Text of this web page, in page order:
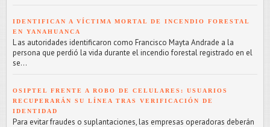
IDENTIFICAN A VÍCTIMA MORTAL DE INCENDIO FORESTAL
EN YANAHUANCA
L as autoridades identificaron como Francisco Mayta Andrade a la
persona que perdió la vida durante el incendio forestal registrado en el
se...
OSIPTEL FRENTE A ROBO DE CELULARES: USUARIOS
RECUPERARÁN SU LÍNEA TRAS VERIFICACIÓN DE
IDENTIDAD
Para evitar fraudes o suplantaciones, las empresas operadoras deberán